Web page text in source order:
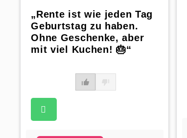
„Rente ist wie jeden Tag
Geburtstag zu haben.
Ohne Geschenke, aber
mit viel Kuchen! 🎂“